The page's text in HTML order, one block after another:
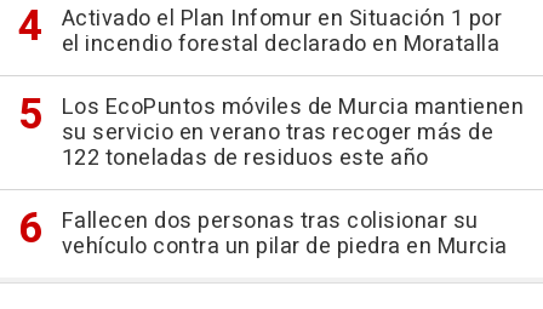
Activado el Plan Infomur en Situación 1 por
el incendio forestal declarado en Moratalla
Los EcoPuntos móviles de Murcia mantienen
su servicio en verano tras recoger más de
122 toneladas de residuos este año
Fallecen dos personas tras colisionar su
vehículo contra un pilar de piedra en Murcia